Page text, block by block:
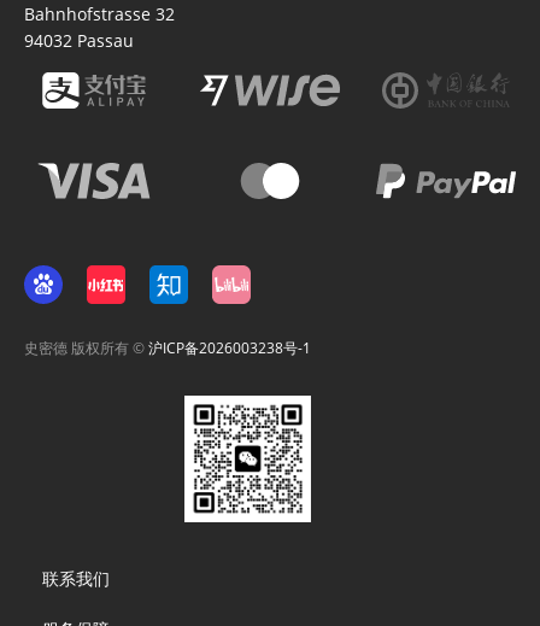
Bahnhofstrasse 32
94032 Passau
史密德 版权所有 ©沪ICP备2026003238号-1
menu
联系我们